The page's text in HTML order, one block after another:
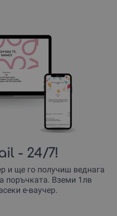
- 24/7!
и ще го получиш веднага
поръчката. Вземи 1лв
е-ваучер.